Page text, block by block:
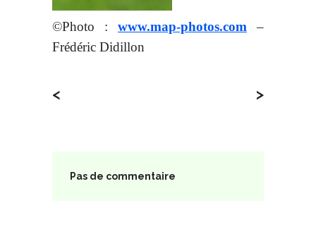
©Photo : www.map-photos.com –
Frédéric Didillon
< >
Pas de commentaire